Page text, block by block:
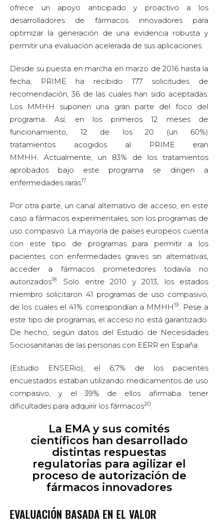
ofrece un apoyo anticipado y proactivo a los
desarrolladores de fármacos innovadores para
optimizar la generación de una evidencia robusta y
permitir una evaluación acelerada de sus aplicaciones.
Desde su puesta en marcha en marzo de 2016 hasta la
fecha, PRIME ha recibido 177 solicitudes de
recomendación, 36 de las cuales han sido aceptadas.
Los MMHH suponen una gran parte del foco del
programa. Así, en los primeros 12 meses de
funcionamiento, 12 de los 20 (un 60%)
tratamientos acogidos al PRIME eran
MMHH. Actualmente, un 83% de los tratamientos
aprobados bajo este programa se dirigen a
enfermedades raras17
Por otra parte, un canal alternativo de acceso, en este
caso a fármacos experimentales, son los programas de
uso compasivo. La mayoría de países europeos cuenta
con este tipo de programas para permitir a los
pacientes con enfermedades graves sin alternativas,
acceder a fármacos prometedores todavía no
autorizados18
. Solo entre 2010 y 2013, los estados
miembro solicitaron 41 programas de uso compasivo,
de los cuales el 41% correspondían a MMHH19
. Pese a
este tipo de programas, el acceso no está garantizado.
De hecho, según datos del Estudio de Necesidades
Sociosanitarias de las personas con EERR en España
(Estudio ENSERio), el 6,7% de los pacientes
encuestados estaban utilizando medicamentos de uso
compasivo, y el 39% de ellos afirmaba tener
dificultades para adquirir los fármacos20
La EMA y sus comités
científicos han desarrollado
distintas respuestas
regulatorias para agilizar el
proceso de autorización de
fármacos innovadores
EVALUACIÓN BASADA EN EL VALOR